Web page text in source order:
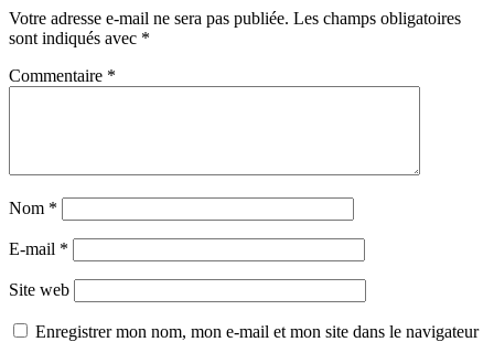
Votre adresse e-mail ne sera pas publiée. Les champs obligatoires
sont indiqués avec *
Commentaire *
Nom *
E-mail *
Site web
Enregistrer mon nom, mon e-mail et mon site dans le navigateur